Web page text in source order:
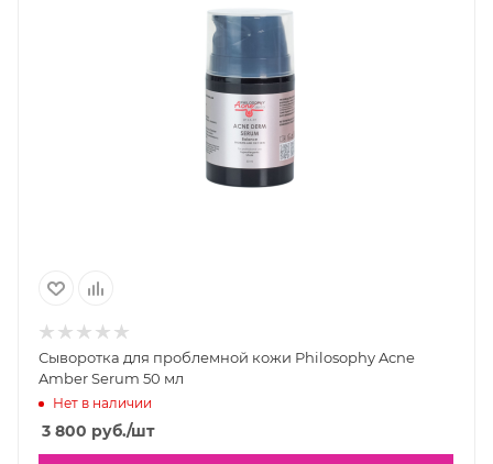
Сыворотка для проблемной кожи Philosophy Acne
Amber Serum 50 мл
Нет в наличии
3 800 руб./шт